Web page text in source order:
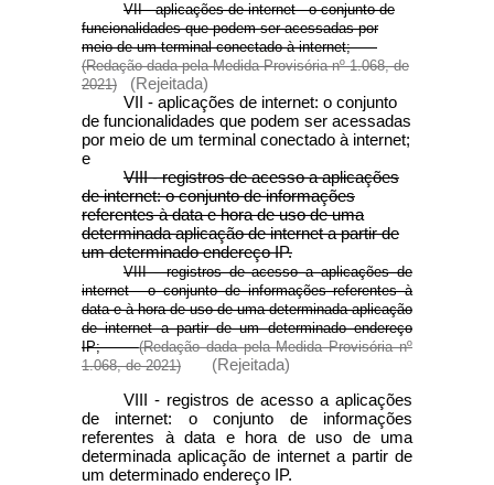
VII - aplicações de internet - o conjunto de
funcionalidades que podem ser acessadas por
meio de um terminal conectado à internet;
(Redação dada pela Medida Provisória nº 1.068, de
2021)
(Rejeitada)
VII - aplicações de internet: o conjunto
de funcionalidades que podem ser acessadas
por meio de um terminal conectado à internet;
e
VIII - registros de acesso a aplicações
de internet: o conjunto de informações
referentes à data e hora de uso de uma
determinada aplicação de internet a partir de
um determinado endereço IP.
VIII - registros de acesso a aplicações de
internet - o conjunto de informações referentes à
data e à hora de uso de uma determinada aplicação
de internet a partir de um determinado endereço
IP;(Redação dada pela Medida Provisória nº
1.068, de 2021)
(Rejeitada)
VIII - registros de acesso a aplicações
de internet: o conjunto de informações
referentes à data e hora de uso de uma
determinada aplicação de internet a partir de
um determinado endereço IP.